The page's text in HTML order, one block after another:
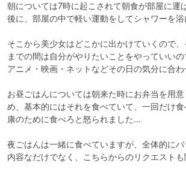
朝については7時に起こされて朝食が部屋に運
後に、部屋の中で軽い運動をしてシャワーを浴
そこから美少女はどこかに出かけていくので
までの間は自分がやりたいことをやっていいの
アニメ・映画・ネットなどその日の気分に合わ
お昼ごはんについては朝来た時にお弁当を用
め、基本的にはそれを食べていて、一回だけ
康のために食べろと怒られました…
夜ごはんは一緒に食べていますが、全体的に
内容なだけでなく、こちらからのリクエストも